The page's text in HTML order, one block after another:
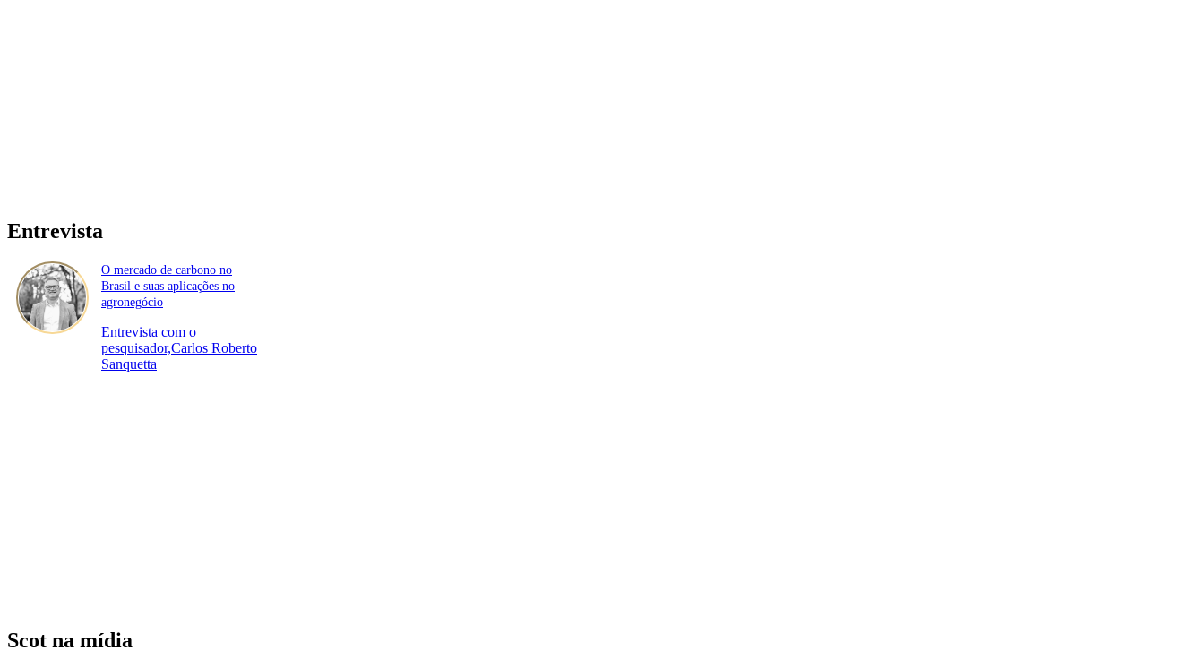
Entrevista
O mercado de carbono no
Brasil e suas aplicações no
agronegócio
Entrevista com o
pesquisador,Carlos Roberto
Sanquetta
Scot na mídia